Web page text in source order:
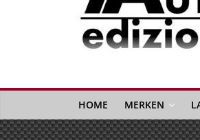
Auto
Edizione
La
Gazetta
dell'Automobile
Italiana
HOME MERKEN